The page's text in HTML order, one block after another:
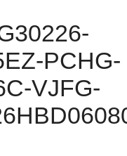
PCHG-
VJFG-